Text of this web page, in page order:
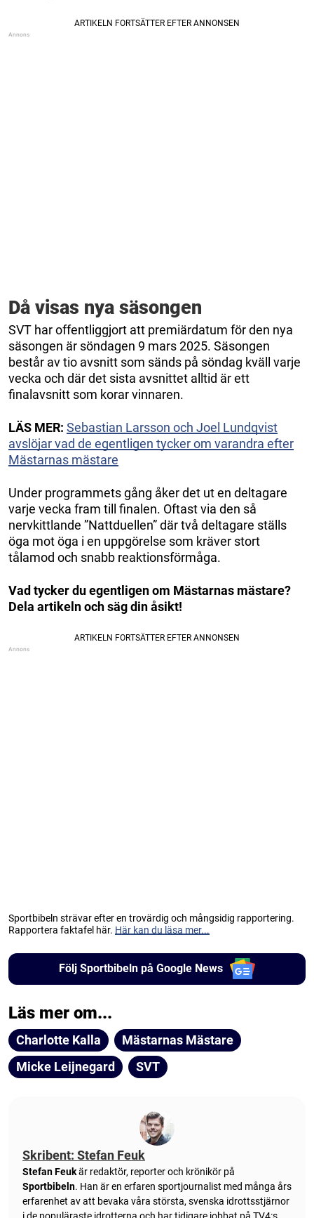
Då visas nya säsongen
SVT har offentliggjort att premiärdatum för den nya
säsongen är söndagen 9 mars 2025. Säsongen
består av tio avsnitt som sänds på söndag kväll varje
vecka och där det sista avsnittet alltid är ett
finalavsnitt som korar vinnaren.
LÄS MER: Sebastian Larsson och Joel Lundqvist
avslöjar vad de egentligen tycker om varandra efter
Mästarnas mästare
Under programmets gång åker det ut en deltagare
varje vecka fram till finalen. Oftast via den så
nervkittlande ”Nattduellen” där två deltagare ställs
öga mot öga i en uppgörelse som kräver stort
tålamod och snabb reaktionsförmåga.
Vad tycker du egentligen om Mästarnas mästare?
Dela artikeln och säg din åsikt!
Sportbibeln strävar efter en trovärdig och mångsidig rapportering.
Rapportera faktafel här. Här kan du läsa mer...
Följ Sportbibeln på Google News
Läs mer om...
Charlotte Kalla
Mästarnas Mästare
Micke Leijnegard
SVT
Skribent: Stefan Feuk
Stefan Feukär redaktör, reporter och krönikör på
Sportbibeln. Han är en erfaren sportjournalist med många års
erfarenhet av att bevaka våra största, svenska idrottsstjärnor